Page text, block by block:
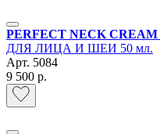
PERFECT NECK CREAM
ДЛЯ ЛИЦА И ШЕИ 50 мл.
Арт. 5084
9 500 р.